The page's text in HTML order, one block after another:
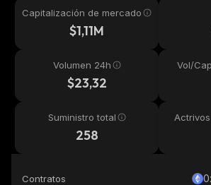
Capitalización de mercado
$1,11M
Volumen 24h
$23,32
Vol/
Suministro total
258
Contratos